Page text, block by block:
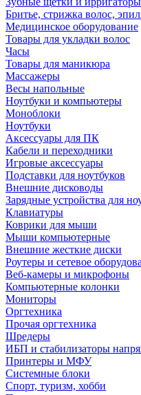
Бритье, стрижка волос,
Медицинское оборудование
Товары для укладки волос
Часы
Товары для маникюра
Массажеры
Весы напольные
Ноутбуки и компьютеры
Моноблоки
Ноутбуки
Аксессуары для ПК
Кабели и переходники
Игровые аксессуары
Подставки для ноутбуков
Внешние дисководы
Зарядные устройства для
Клавиатуры
Коврики для мыши
Мыши компьютерные
Внешние жесткие диски
Роутеры и сетевое
Веб-камеры и микрофоны
Компьютерные колонки
Мониторы
Оргтехника
Прочая оргтехника
Шредеры
ИБП и стабилизаторы
Принтеры и МФУ
Системные блоки
Спорт, туризм, хобби